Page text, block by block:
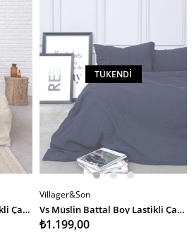
Vs Müslin Battal Boy Lastikli Çarşaf 180 200 KREM
TÜKENDI
Villager&Son
Vs Müslin Battal Boy Lastikli Çarşaf 180 200 DENİM
₺1.199,00